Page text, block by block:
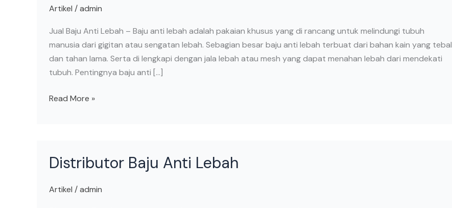
Artikel /admin
Jual Baju Anti Lebah – Baju anti lebah adalah pakaian khusus yang di rancang untuk melindungi tubuh
manusia dari gigitan atau sengatan lebah. Sebagian besar baju anti lebah terbuat dari bahan kain yang tebal
dan tahan lama. Serta di lengkapi dengan jala lebah atau mesh yang dapat menahan lebah dari mendekati
tubuh. Pentingnya baju anti […]
Lebah
Read More »
Distributor Baju Anti Lebah
Artikel /admin
Baju
Lebah